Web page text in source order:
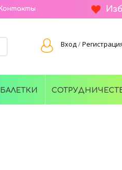
Контакты
Вход/
БАЛЕТКИ